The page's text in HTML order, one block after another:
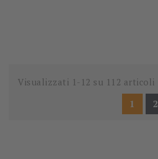
Visualizzati 1-12 su 112 articoli
1
2